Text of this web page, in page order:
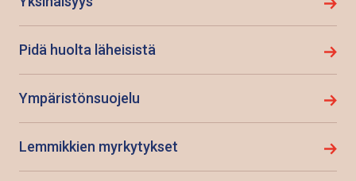
Pidä huolta läheisistä
Ympäristönsuojelu
Lemmikkien myrkytykset